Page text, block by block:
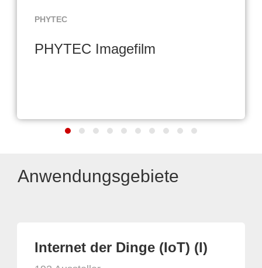
PHYTEC
PHYTEC Imagefilm
Anwendungsgebiete
Internet der Dinge (IoT) (I)